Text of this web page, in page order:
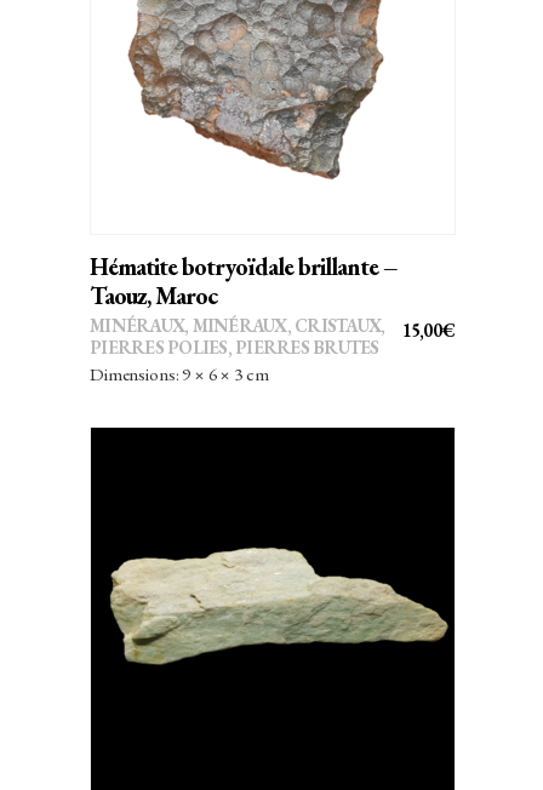
AJOUTER AU PANIER
Hématite botryoïdale brillante –
Taouz, Maroc
15,00€
MINÉRAUX, MINÉRAUX, CRISTAUX,
PIERRES POLIES, PIERRES BRUTES
Dimensions: 9 × 6 × 3 cm
AJOUTER AU PANIER